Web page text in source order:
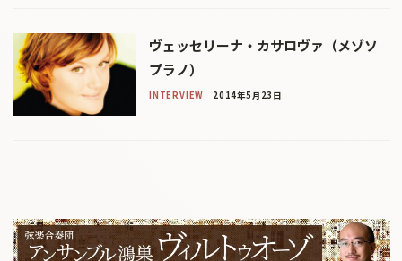
ヴェッセリーナ・カサロヴァ（メゾソ
プラノ）
INTERVIEW 2014年5月23日